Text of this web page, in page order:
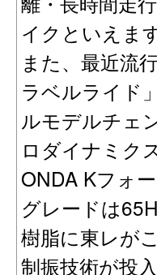
イクといえます
また、最近流
ラベルライド
ルモデルチェ
ロダイナミク
ONDA Kフォ
グレードは
樹脂に東レが
制振技術が投